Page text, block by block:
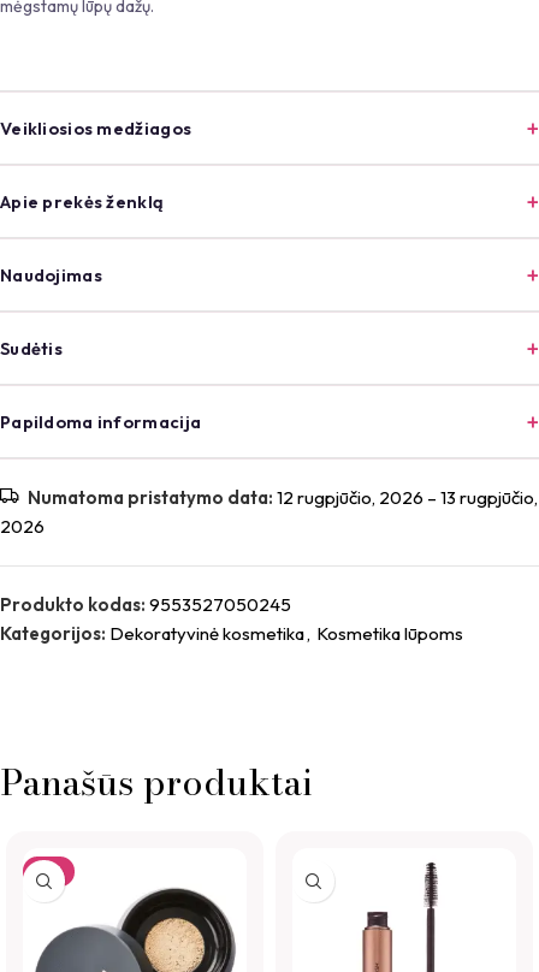
mėgstamų lūpų dažų.
Veikliosios medžiagos
Apie prekės ženklą
Naudojimas
Sudėtis
Papildoma informacija
Numatoma pristatymo data: 12 rugpjūčio, 2026 – 13 rugpjūčio,
2026
Produkto kodas: 9553527050245
Kategorijos: Dekoratyvinė kosmetika, Kosmetika lūpoms
Panašūs produktai
-7%